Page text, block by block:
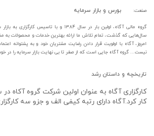
صنعت: بورس و بازار سرمایه
گروه مالی آگاه، اولین بار در سال ۱۳۸۴ و با
سال‌هایی که گذشت، تمام تلاش‌ ما ارائه بهترین خدمات و محصولات به
امروز، آگاه با اولویت قرار دادن رضایت مشتریان خود و به پشتوانه
نیست... گروه آگاه جایی است که از صفر تا بی نهایت بازار سرمایه را در
تاریخچه و داستان رشد
کار کرد.آگاه دارای رتبه کیفی الف و جزو سه